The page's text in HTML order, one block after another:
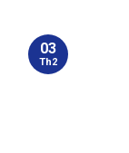
03
Th2